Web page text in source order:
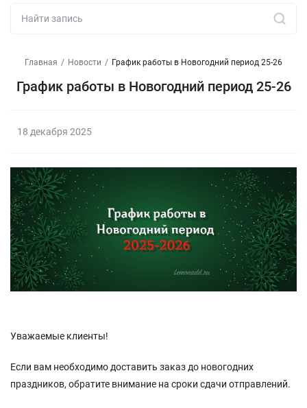
Главная / Новости / График работы в Новогодний период 25-26
График работы в Новогодний период 25-26
18 декабря 2025
Уважаемые клиенты!
Если вам необходимо доставить заказ до новогодних
праздников, обратите внимание на сроки сдачи отправлений.